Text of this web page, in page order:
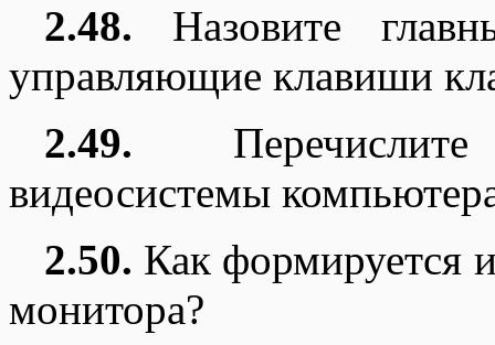
2.48. Назовите
управляющие клавиши
2.49.
видеосистемы
2.50. Как формируется
монитора?